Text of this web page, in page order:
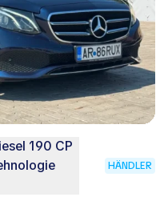
190 CP
HÄNDLER